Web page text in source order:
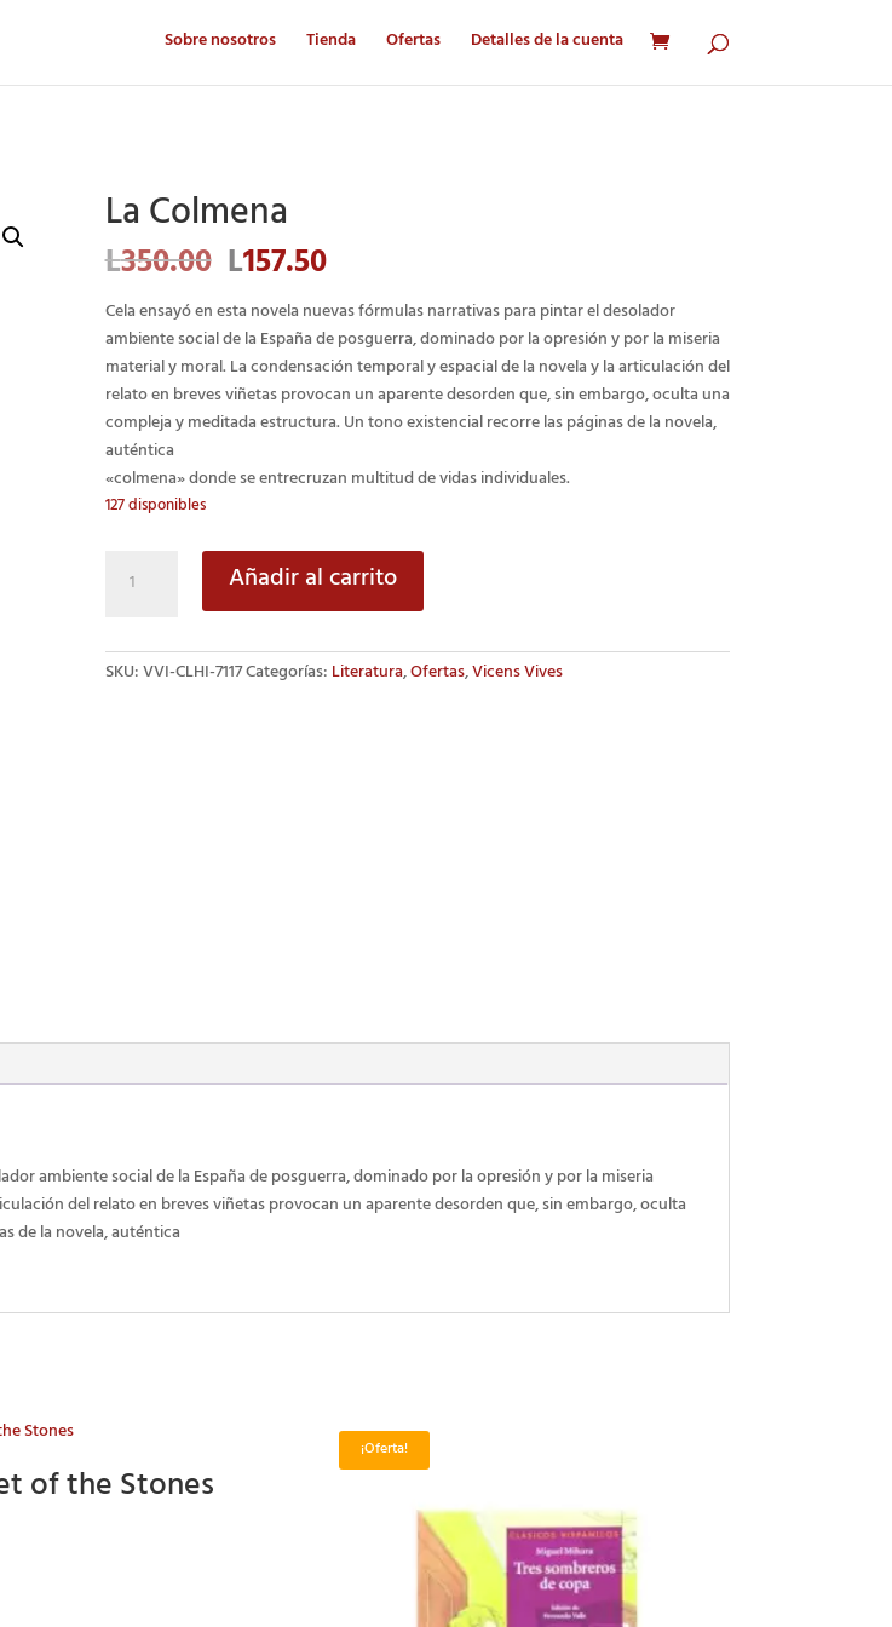
Sobre nosotros Tienda Ofertas Detalles de la cuenta
La Colmena
L350.00 El
precio
original
era:
L350.00.
L157.50Elprecio
actual
es:
L157.50.
Cela ensayó en esta novela nuevas fórmulas narrativas para pintar el desolador
ambiente social de la España de posguerra, dominado por la opresión y por la miseria
material y moral. La condensación temporal y espacial de la novela y la articulación del
relato en breves viñetas provocan un aparente desorden que, sin embargo, oculta una
compleja y meditada estructura. Un tono existencial recorre las páginas de la novela,
auténtica
«colmena» donde se entrecruzan multitud de vidas individuales.
127 disponibles
Colmena
Añadir al carrito
SKU:VVI-CLHI-7117Categorías:Literatura,Ofertas,Vicens Vives
ambiente social de la España de posguerra, dominado por la opresión y por la miseria
del relato en breves viñetas provocan un aparente desorden que, sin embargo, oculta
de la novela, auténtica
of the Stones
¡Oferta!